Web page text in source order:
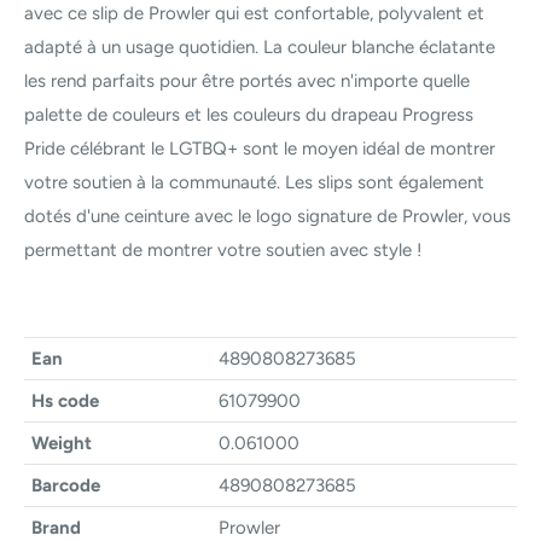
avec ce slip de Prowler qui est confortable, polyvalent et
adapté à un usage quotidien. La couleur blanche éclatante
les rend parfaits pour être portés avec n'importe quelle
palette de couleurs et les couleurs du drapeau Progress
Pride célébrant le LGTBQ+ sont le moyen idéal de montrer
votre soutien à la communauté. Les slips sont également
dotés d'une ceinture avec le logo signature de Prowler, vous
permettant de montrer votre soutien avec style !
Ean
4890808273685
Hs code
61079900
Weight
0.061000
Barcode
4890808273685
Brand
Prowler